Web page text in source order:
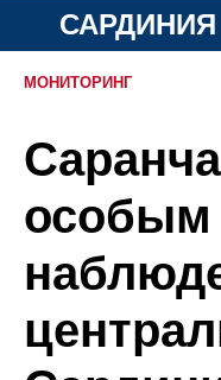
SASSARI E PROVINCIA
NUORO E PROVINCIA
AGENDA
CRONACA
MONDO
POLITICA
САРДИНИЯ
МОНИТОРИНГ
особым